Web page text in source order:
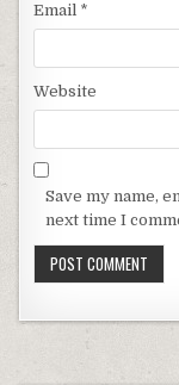
Email *
Website
Save my name,
next time I